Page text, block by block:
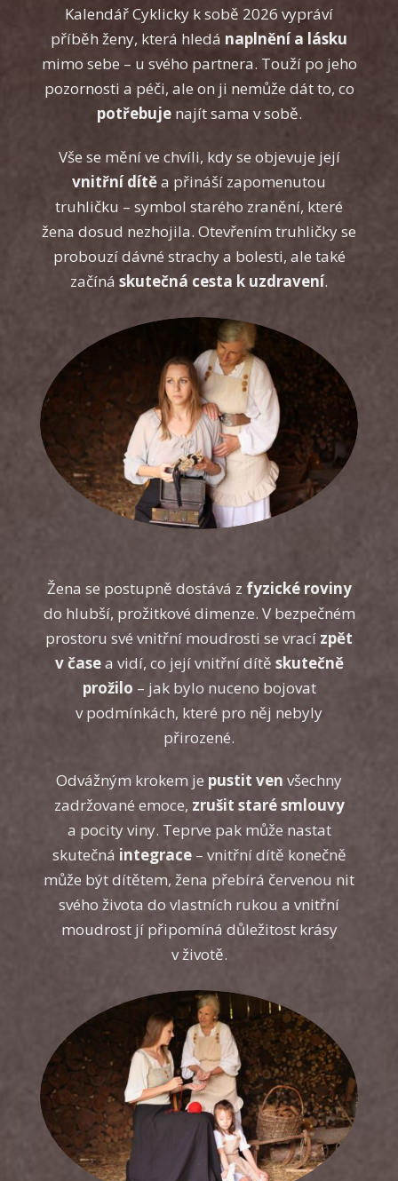
Kalendář Cyklicky k sobě 2026 vypráví
příběh ženy, která hledá naplnění a lásku
mimo sebe – u svého partnera. Touží po jeho
pozornosti a péči, ale on ji nemůže dát to, co
potřebujenajít sama v sobě.
Vše se mění ve chvíli, kdy se objevuje její
vnitřní dítěa přináší zapomenutou
truhličku – symbol starého zranění, které
žena dosud nezhojila. Otevřením truhličky se
probouzí dávné strachy a bolesti, ale také
začíná skutečná cesta k uzdravení.
Žena se postupně dostává z fyzické roviny
do hlubší, prožitkové dimenze. V bezpečném
prostoru své vnitřní moudrosti se vrací zpět
v časea vidí, co její vnitřní dítě skutečně
prožilo – jak bylo nuceno bojovat
v podmínkách, které pro něj nebyly
přirozené.
Odvážným krokem je pustit ven všechny
zadržované emoce, zrušit staré smlouvy
a pocity viny. Teprve pak může nastat
skutečná integrace– vnitřní dítě konečně
může být dítětem, žena přebírá červenou nit
svého života do vlastních rukou a vnitřní
moudrost jí připomíná důležitost krásy
v životě.